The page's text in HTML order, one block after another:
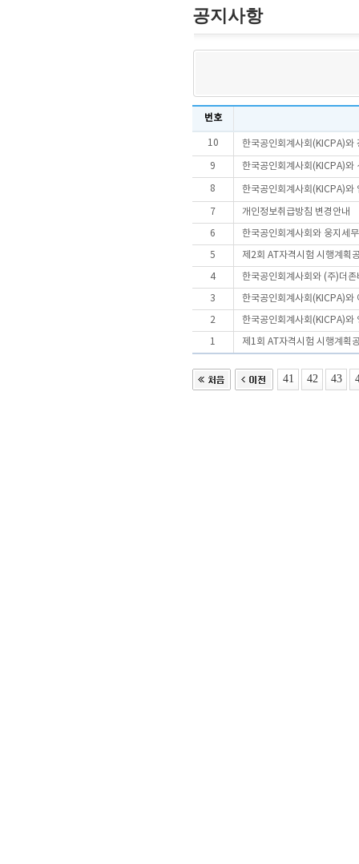
공지사항
번호
10 한국공인회계사회(KICPA)와
9 한국공인회계사회(KICPA)와
8 한국공인회계사회(KICPA)와
7 개인정보취급방침 변경안내
6 한국공인회계사회와 웅지세
5 제2회 AT자격시험 시행계획
4 한국공인회계사회와 (주)더
3 한국공인회계사회(KICPA)와
2 한국공인회계사회(KICPA)와
1 제1회 AT자격시험 시행계획
41 42 43